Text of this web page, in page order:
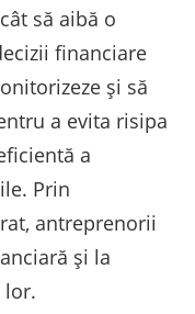
să aibă o
financiare
și să
a evita risipa
a
Prin
antreprenorii
și la
lor.